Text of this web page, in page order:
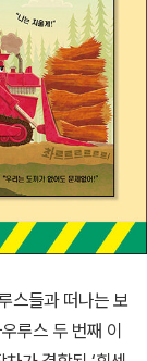
스들과 떠나는 보